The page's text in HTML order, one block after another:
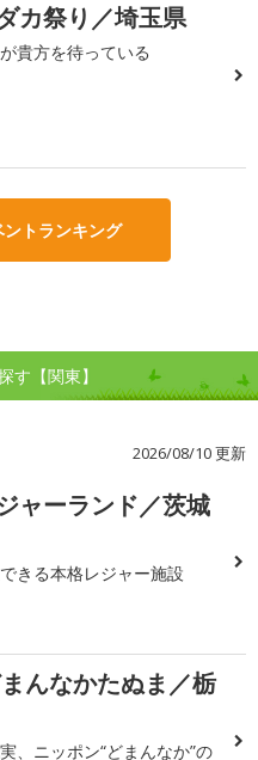
カ祭り／埼玉県
貴方を待っている
トランキング
す【関東】
2026/08/10 更新
ャーランド／茨城
きる本格レジャー施設
んなかたぬま／栃
、ニッポン“どまんなか”の